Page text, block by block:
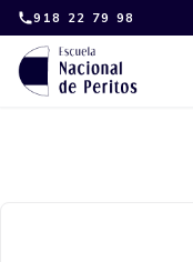
Skip
to
content
918 22 79 98